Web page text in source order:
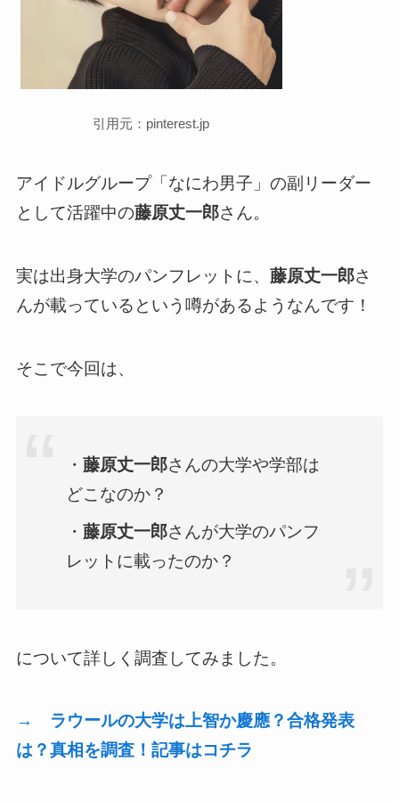
引用元：pinterest.jp
アイドルグループ「なにわ男子」の副リーダー
として活躍中の藤原丈一郎さん。
実は出身大学のパンフレットに、 藤原丈一郎さ
んが載っているという噂があるようなんです！
そこで今回は、
・藤原丈一郎さんの大学や学部は
どこなのか？
・藤原丈一郎さんが大学のパンフ
レットに載ったのか？
について詳しく調査してみました。
→ ラウールの大学は上智か慶應？合格発表
は？真相を調査！記事はコチラ